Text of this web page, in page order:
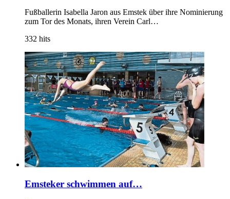
Fußballerin Isabella Jaron aus Emstek über ihre Nominierung
zum Tor des Monats, ihren Verein Carl…
332 hits
Emsteker schwimmen auf…